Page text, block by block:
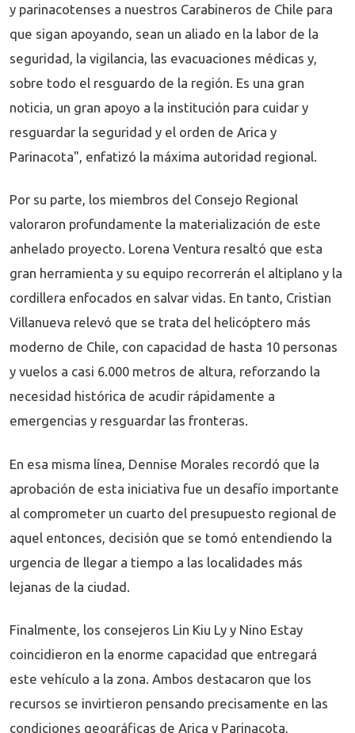
y parinacotenses a nuestros Carabineros de Chile para
que sigan apoyando, sean un aliado en la labor de la
seguridad, la vigilancia, las evacuaciones médicas y,
sobre todo el resguardo de la región. Es una gran
noticia, un gran apoyo a la institución para cuidar y
resguardar la seguridad y el orden de Arica y
Parinacota", enfatizó la máxima autoridad regional.
Por su parte, los miembros del Consejo Regional
valoraron profundamente la materialización de este
anhelado proyecto. Lorena Ventura resaltó que esta
gran herramienta y su equipo recorrerán el altiplano y la
cordillera enfocados en salvar vidas. En tanto, Cristian
Villanueva relevó que se trata del helicóptero más
moderno de Chile, con capacidad de hasta 10 personas
y vuelos a casi 6.000 metros de altura, reforzando la
necesidad histórica de acudir rápidamente a
emergencias y resguardar las fronteras.
En esa misma línea, Dennise Morales recordó que la
aprobación de esta iniciativa fue un desafío importante
al comprometer un cuarto del presupuesto regional de
aquel entonces, decisión que se tomó entendiendo la
urgencia de llegar a tiempo a las localidades más
lejanas de la ciudad.
Finalmente, los consejeros Lin Kiu Ly y Nino Estay
coincidieron en la enorme capacidad que entregará
este vehículo a la zona. Ambos destacaron que los
recursos se invirtieron pensando precisamente en las
condiciones geográficas de Arica y Parinacota,